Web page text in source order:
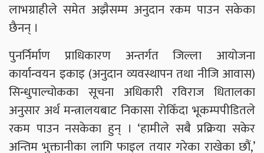
लाभग्राहीले समेत अझैसम्म अनुदान रकम पाउन सकेका
छैनन् ।
पुनर्निर्माण प्राधिकारण अन्तर्गत जिल्ला आयोजना
कार्यान्वयन इकाइ (अनुदान व्यवस्थापन तथा नीजि आवास)
सिन्धुपाल्चोकका सूचना अधिकारी रविराज धितालका
अनुसार अर्थ मन्त्रालयबाट निकासा रोकिँदा भूकम्पपीडितले
रकम पाउन नसकेका हुन् । ‘हामीले सबै प्रक्रिया सकेर
अन्तिम भुक्तानीका लागि फाइल तयार गरेका राखेका छौं,’